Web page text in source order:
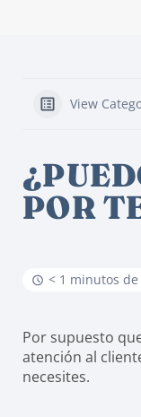
View
POR
< 1 minutos
Por supuesto
atención al
necesites.